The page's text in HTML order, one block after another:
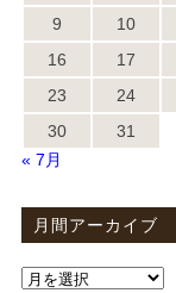
9
10
16
17
23
24
30
31
« 7月
月間アーカイブ